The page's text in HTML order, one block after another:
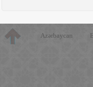
Azərbaycan